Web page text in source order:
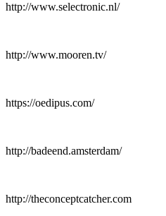
http://www.selectronic.nl/
http://www.mooren.tv/
https://oedipus.com/
http://badeend.amsterdam/
http://theconceptcatcher.com